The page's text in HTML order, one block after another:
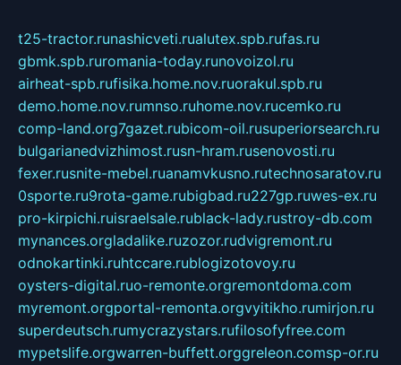
t25-tractor.runashicveti.rualutex.spb.rufas.ru
gbmk.spb.ruromania-today.runovoizol.ru
airheat-spb.rufisika.home.nov.ruorakul.spb.ru
demo.home.nov.rumnso.ruhome.nov.rucemko.ru
comp-land.org7gazet.rubicom-oil.rusuperiorsearch.ru
bulgarianedvizhimost.rusn-hram.rusenovosti.ru
fexer.rusnite-mebel.ruanamvkusno.rutechnosaratov.ru
0sporte.ru9rota-game.rubigbad.ru227gp.ruwes-ex.ru
pro-kirpichi.ruisraelsale.rublack-lady.rustroy-db.com
mynances.orgladalike.ruzozor.rudvigremont.ru
odnokartinki.ruhtccare.rublogizotovoy.ru
oysters-digital.ruo-remonte.orgremontdoma.com
myremont.orgportal-remonta.orgvyitikho.rumirjon.ru
superdeutsch.rumycrazystars.rufilosofyfree.com
mypetslife.orgwarren-buffett.orggreleon.comsp-or.ru